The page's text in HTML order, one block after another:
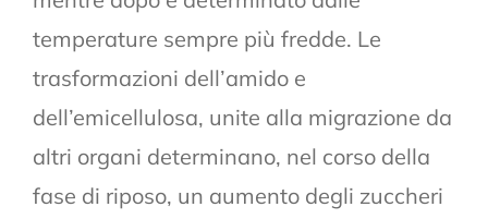
temperature sempre più fredde. Le
trasformazioni dell’amido e
dell’emicellulosa, unite alla migrazione da
altri organi determinano, nel corso della
fase di riposo, un aumento degli zuccheri